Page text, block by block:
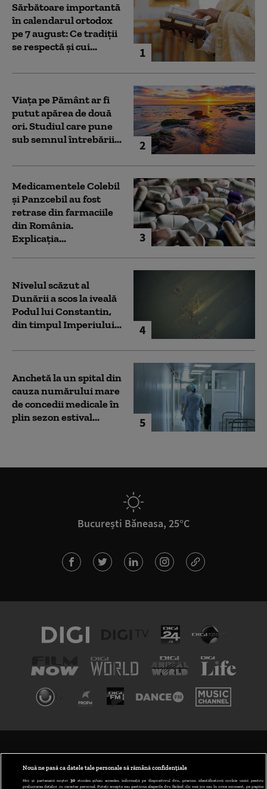
1
Sărbătoare importantă
în calendarul ortodox
pe 7 august: Ce tradiții
se respectă și cui...
2
Viața pe Pământ ar fi
putut apărea de două
ori. Studiul care pune
sub semnul întrebării...
3
Medicamentele Colebil
și Panzcebil au fost
retrase din farmaciile
din România.
Explicația...
4
Nivelul scăzut al
Dunării a scos la iveală
Podul lui Constantin,
din timpul Imperiului...
5
Anchetă la un spital din
cauza numărului mare
de concedii medicale în
plin sezon estival...
București Băneasa, 25°C
Nouă ne pasă ca datele tale personale să rămână confidențiale
Noi și partenerii noștri 30stocăm și/sau accesăm informații pe dispozitivul dvs., precum identificatorii cookie unici pentru
prelucrarea datelor cu caracter personal. Puteți accepta sau gestiona alegerile dvs. făcând clic mai jos sau în orice moment, pe pagina